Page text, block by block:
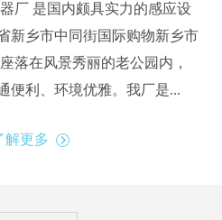
是国内颇具实力的感应设
新乡市中同街国际购物新乡市
落在风景秀丽的老公园内，
便利、环境优雅。我厂是...
解更多